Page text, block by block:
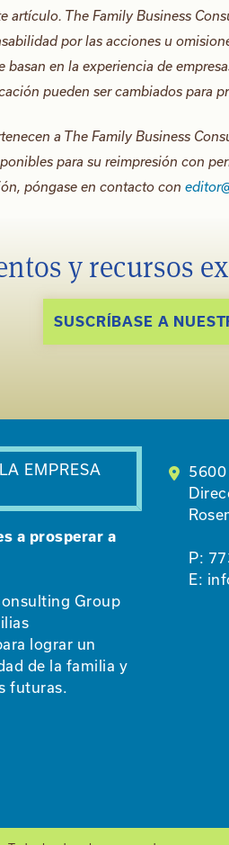
artículo. The Family Business
por las acciones u
en la experiencia de
pueden ser cambiados para
a The Family Business
para su reimpresión con
póngase en contacto con
y recursos
SUSCRÍBASE A
EMPRESA
a prosperar a
Group
lograr un
de la familia y
futuras.
5600
P:
E: